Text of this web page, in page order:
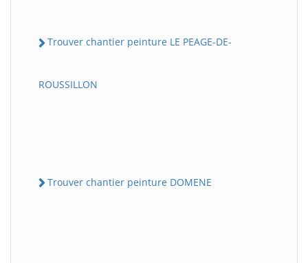
Trouver chantier peinture LE PEAGE-DE-
ROUSSILLON
Trouver chantier peinture DOMENE